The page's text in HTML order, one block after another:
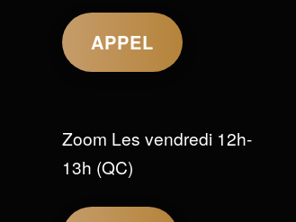
APPEL
Zoom Les vendredi 12h-
13h (QC)